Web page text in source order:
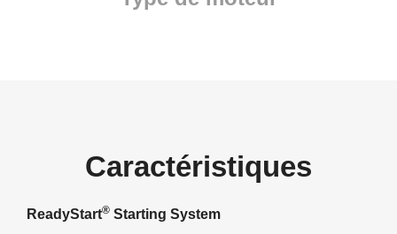
Caractéristiques
ReadyStart® Starting System